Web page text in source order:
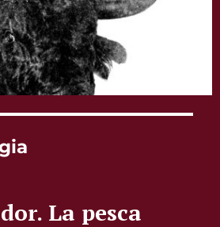
La pesca